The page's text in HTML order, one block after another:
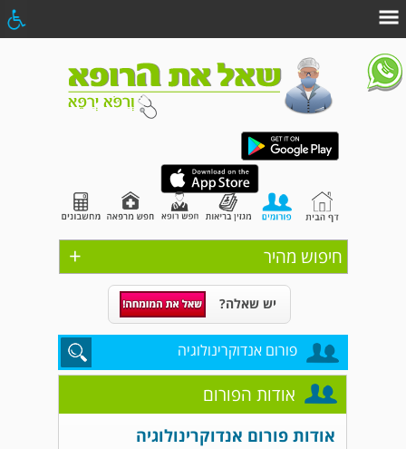
+ חיפוש מהיר
יש שאלה?
פורום אנדוקרינולוגיה
אודות הפורום
אודות פורום אנדוקרינולוגיה